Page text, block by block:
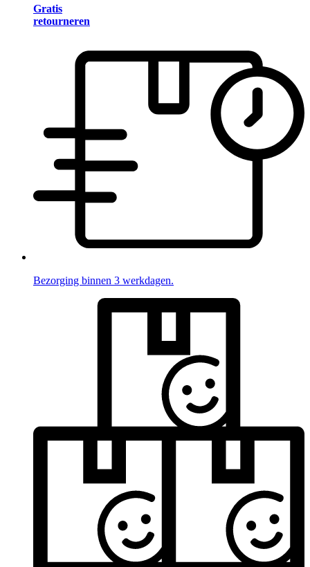
Gratis
retourneren
Bezorging binnen 3 werkdagen.